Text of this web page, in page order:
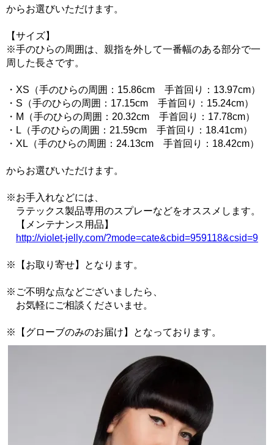
からお選びいただけます。
【サイズ】
※手のひらの周囲は、親指を外して一番幅のある部分で一
周した長さです。
・XS（手のひらの周囲：15.86cm 手首回り：13.97cm）
・S（手のひらの周囲：17.15cm 手首回り：15.24cm）
・M（手のひらの周囲：20.32cm 手首回り：17.78cm）
・L（手のひらの周囲：21.59cm 手首回り：18.41cm）
・XL（手のひらの周囲：24.13cm 手首回り：18.42cm）
からお選びいただけます。
※お手入れなどには、
ラテックス製品専用のスプレーなどをオススメします。
【メンテナンス用品】
http://violet-jelly.com/?mode=cate&cbid=959118&csid=9
※【お取り寄せ】となります。
※ご不明な点などございましたら、
お気軽にご相談くださいませ。
※【グローブのみのお届け】となっております。